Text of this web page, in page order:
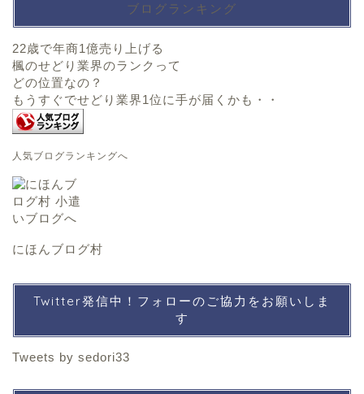
ブログランキング
22歳で年商1億売り上げる
楓のせどり業界のランクって
どの位置なの？
もうすぐでせどり業界1位に手が届くかも・・
人気ブログランキングへ
にほんブログ村
Twitter発信中！フォローのご協力をお願いしま
す
Tweets by sedori33